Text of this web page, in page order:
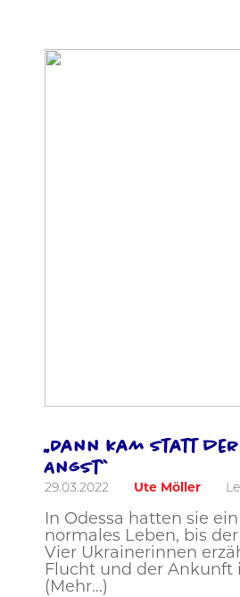
„Dann kam statt
Angst“
29.03.2022 Ute Möller
In Odessa hatten sie
normales Leben, bis
Vier Ukrainerinnen
Flucht und der Ankunft
(Mehr…)